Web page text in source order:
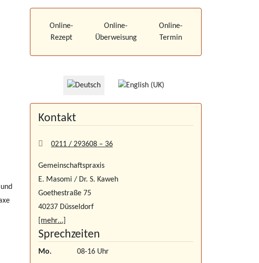
Online-
Rezept
Online-
Überweisung
Online-
Termin
Kontakt
0211 / 293608 – 36
Gemeinschaftspraxis
E. Masomi / Dr. S. Kaweh
Goethestraße 75
40237 Düsseldorf
[mehr…]
Sprechzeiten
Mo.
08-16 Uhr